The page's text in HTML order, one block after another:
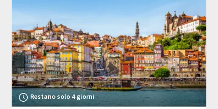
Restano solo 4 giorni